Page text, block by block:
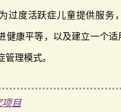
过度活跃症儿童提供服务
健康平等，以及建立一个
管理模式。
项目